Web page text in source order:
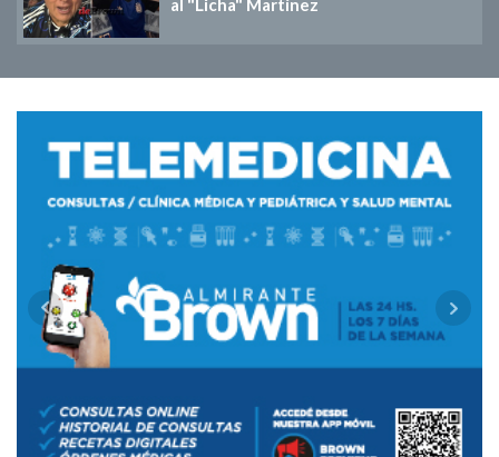
al "Licha" Martínez